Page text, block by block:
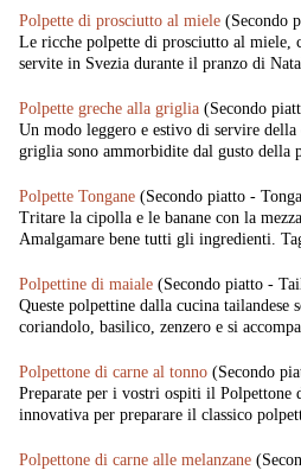
Polpette di prosciutto al miele (Secondo
Le ricche polpette di prosciutto al miele,
servite in Svezia durante il pranzo di
Polpette greche alla griglia (Secondo
Un modo leggero e estivo di servire
griglia sono ammorbidite dal gusto della
Polpette Tongane (Secondo piatto -
Tritare la cipolla e le banane con la
Amalgamare bene tutti gli ingredienti.
Polpettine di maiale (Secondo piatto -
Queste polpettine dalla cucina tailandese
coriandolo, basilico, zenzero e si
Polpettone di carne al tonno (Secondo
Preparate per i vostri ospiti il Polpettone
innovativa per preparare il classico
Polpettone di carne alle melanzane